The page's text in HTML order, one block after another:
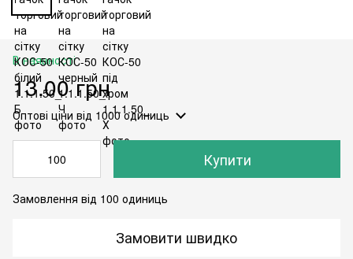
В наявності
13.00 грн
Оптові ціни від 1000 одиниць
Купити
Замовлення від 100 одиниць
Замовити швидко